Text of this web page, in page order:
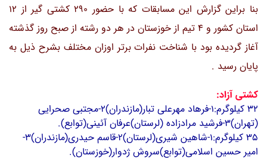
بنا براین گزارش این مسابقات که با حضور 290 کشتی گیر از 12
استان کشور و 4 تیم از خوزستان در هر دو رشته از صبح روز گذشته
آغاز گردیده بود با شناخت نفرات برتر اوزان مختلف بشرح ذیل به
پایان رسید .
کشتی آزاد:
32 کیلوگرم:1-فرهاد مهرعلی تبار(مازندران)2-مجتبی صحرایی
(تهران)3-فرشید مرادزاده (لرستان)عرفان آئینی(توابع).
35 کیلوگرم:1-شاهین شیری(لرستان)2-قاسم حیدری(مازندران)3-
امیر حسین اسلامی(توابع)سروش ژدوار(خوزستان).